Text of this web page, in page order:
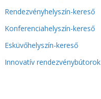
Rendezvényhelyszín-kereső
Konferenciahelyszín-kereső
Esküvőhelyszín-kereső
Innovatív rendezvénybútorok